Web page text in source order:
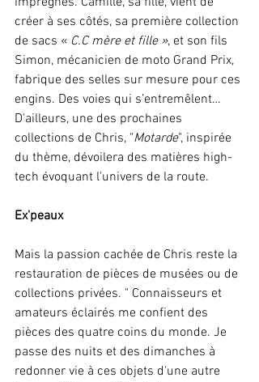
créer à ses côtés, sa première collection
de sacs « C.C mère et fille », et son fils
Simon, mécanicien de moto Grand Prix,
fabrique des selles sur mesure pour ces
engins. Des voies qui s’entremêlent…
D'ailleurs, une des prochaines
collections de Chris, "Motarde", inspirée
du thème, dévoilera des matières high-
tech évoquant l'univers de la route.
Ex'peaux
Mais la passion cachée de Chris reste la
restauration de pièces de musées ou de
collections privées. " Connaisseurs et
amateurs éclairés me confient des
pièces des quatre coins du monde. Je
passe des nuits et des dimanches à
redonner vie à ces objets d'une autre